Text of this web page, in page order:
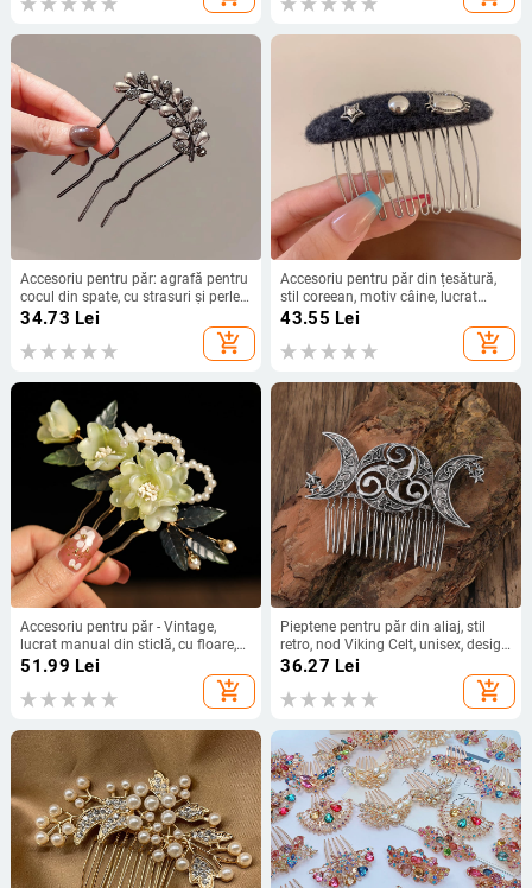
Accesoriu pentru păr: agrafă pentru
cocul din spate, cu strasuri și perle,
pieptene cu patru dinți, metal, stil
etnic feminin, finisaj diamantat
34.73 Lei
add_shopping_cart
Accesoriu pentru păr din țesătură,
stil coreean, motiv câine, lucrat
manual, 2460
43.55 Lei
add_shopping_cart
Accesoriu pentru păr - Vintage,
lucrat manual din sticlă, cu floare,
pieptene pentru păr și ac lateral
51.99 Lei
add_shopping_cart
Pieptene pentru păr din aliaj, stil
retro, nod Viking Celt, unisex, design
geometric, placare electroplatină
36.27 Lei
add_shopping_cart